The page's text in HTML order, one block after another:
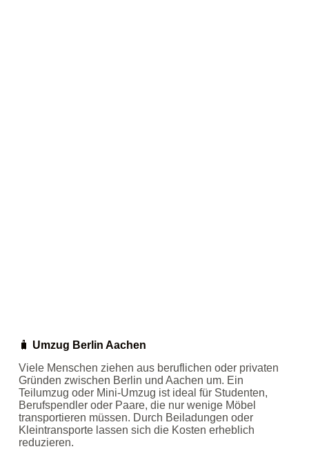
🧳 Umzug Berlin Aachen
Viele Menschen ziehen aus beruflichen oder privaten
Gründen zwischen Berlin und Aachen um. Ein
Teilumzug oder Mini‑Umzug ist ideal für Studenten,
Berufspendler oder Paare, die nur wenige Möbel
transportieren müssen. Durch Beiladungen oder
Kleintransporte lassen sich die Kosten erheblich
reduzieren.